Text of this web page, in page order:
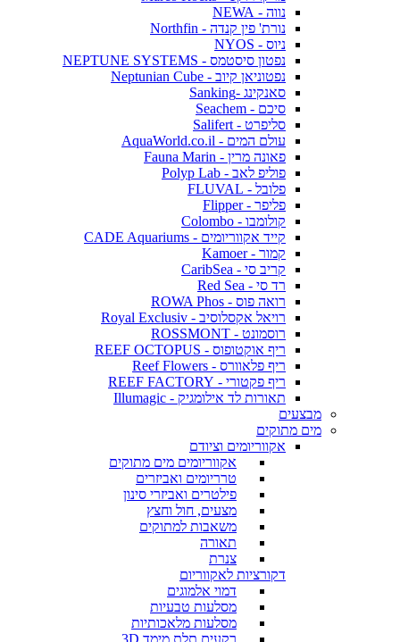
נווה - NEWA
נורת' פין קנדה - Northfin
ניוס - NYOS
נפטון סיסטמס - NEPTUNE SYSTEMS
נפטוניאן קיוב - Neptunian Cube
סאנקינג -Sanking
סיכם - Seachem
סליפרט - Salifert
עולם המים - AquaWorld.co.il
פאונה מרין - Fauna Marin
פוליפ לאב - Polyp Lab
פלובל - FLUVAL
פליפר - Flipper
קולומבו - Colombo
קייד אקווריומים - CADE Aquariums
קמור - Kamoer
קריב סי - CaribSea
רד סי - Red Sea
רואה פוס - ROWA Phos
רויאל אקסלוסיב - Royal Exclusiv
רוסמונט - ROSSMONT
ריף אוקטופוס - REEF OCTOPUS
ריף פלאוורס - Reef Flowers
ריף פקטורי - REEF FACTORY
תאורות לד אילומגיק - Illumagic
מבצעים
מים מתוקים
אקווריומים וציודם
אקווריומים מים מתוקים
טרריומים ואביזרים
פילטרים ואביזרי סינון
מצעים, חול וחצץ
משאבות למתוקים
תאורה
צנרת
דקורציות לאקווריום
דמוי אלמוגים
מסלעות טבעיות
מסלעות מלאכותיות
רקעים תלת מימד 3D